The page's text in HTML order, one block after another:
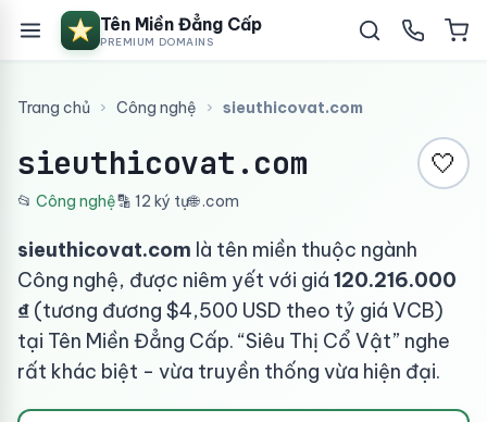
Tên Miền Đẳng Cấp
PREMIUM DOMAINS
Trang chủ › Công nghệ › sieuthicovat.com
sieuthicovat.com 🤍
📂 Công nghệ🔡 12 ký tự🌐 .com
sieuthicovat.com là tên miền thuộc ngành
Công nghệ, được niêm yết với giá 120.216.000
₫ (tương đương $4,500 USD theo tỷ giá VCB)
tại Tên Miền Đẳng Cấp. “Siêu Thị Cổ Vật” nghe
rất khác biệt - vừa truyền thống vừa hiện đại.